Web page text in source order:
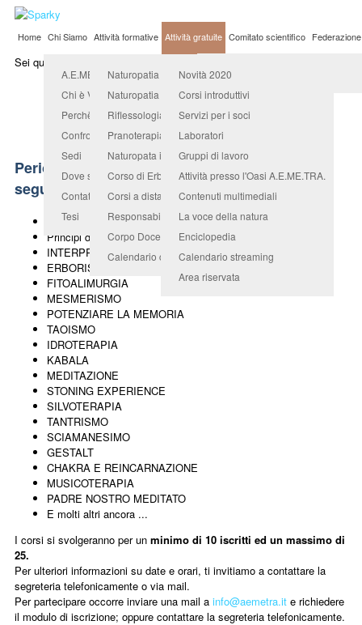
Home Chi Siamo
A.E.ME.TRA. Università Popolare
Organismo Accreditato
Chi è Valerio Sanfo
Perchè sceglierci
Confronta e scegli
Sedi
Dove siamo
Contatti
Tesi
Attività formative
Naturopatia
Naturopatia in counseling
Riflessologia
Pranoterapia quantica
Naturopata indirizzo benessere animale
Corso di Erboristeria e Fitopratica
Corsi a distanza
Responsabile didattico
Corpo Docenti
Calendario corsi
Attività gratuite
Novità 2020
Corsi introduttivi
Servizi per i soci
Laboratori
Gruppi di lavoro
Attività presso l'Oasi A.E.ME.TRA.
Contenuti multimediali
La voce della natura
Enciclopedia
Calendario streaming
Area riservata
Comitato scientifico Federazione
Sei qui:
Corsi introduttivi gratuiti
Periodicamente vengono programmati i
seguenti corsi gratuiti:
Principi di NATUROPATIA e DISCIPLINE BIONATURALI
Principi di RIFLESSOLOGIA del PIEDE
INTERPRETAZIONE DEI SOGNI
ERBORISTERIA FAMILIARE
FITOALIMURGIA
MESMERISMO
POTENZIARE LA MEMORIA
TAOISMO
IDROTERAPIA
KABALA
MEDITAZIONE
STONING EXPERIENCE
SILVOTERAPIA
TANTRISMO
SCIAMANESIMO
GESTALT
CHAKRA E REINCARNAZIONE
MUSICOTERAPIA
PADRE NOSTRO MEDITATO
E molti altri ancora ...
I corsi si svolgeranno per un minimo di 10 iscritti ed un massimo di
25.
Per ulteriori informazioni su date e orari, ti invitiamo a contattare la
segreteria telefonicamente o via mail.
Per partecipare occorre inviare una mail a info@aemetra.it e richiedere
il modulo di iscrizione; oppure contattare la segreteria telefonicamente.